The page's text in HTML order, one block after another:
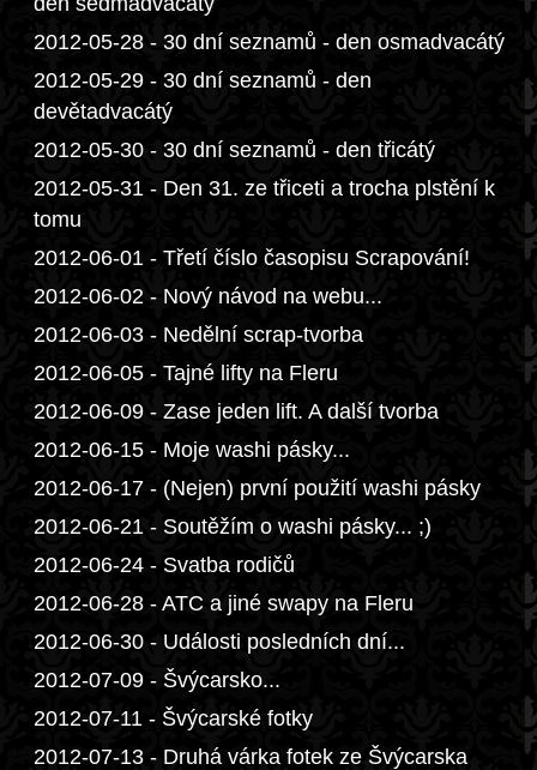
2012-05-28 - 30 dní seznamů - den osmadvacátý
2012-05-29 - 30 dní seznamů - den
devětadvacátý
2012-05-30 - 30 dní seznamů - den třicátý
2012-05-31 - Den 31. ze třiceti a trocha plstění k
tomu
2012-06-01 - Třetí číslo časopisu Scrapování!
2012-06-02 - Nový návod na webu...
2012-06-03 - Nedělní scrap-tvorba
2012-06-05 - Tajné lifty na Fleru
2012-06-09 - Zase jeden lift. A další tvorba
2012-06-15 - Moje washi pásky...
2012-06-17 - (Nejen) první použití washi pásky
2012-06-21 - Soutěžím o washi pásky... ;)
2012-06-24 - Svatba rodičů
2012-06-28 - ATC a jiné swapy na Fleru
2012-06-30 - Události posledních dní...
2012-07-09 - Švýcarsko...
2012-07-11 - Švýcarské fotky
2012-07-13 - Druhá várka fotek ze Švýcarska